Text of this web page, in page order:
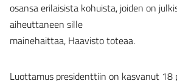
osansa erilaisista kohuista, joiden on
aiheuttaneen sille
mainehaittaa, Haavisto toteaa.
Luottamus presidenttiin on kasvanut 18